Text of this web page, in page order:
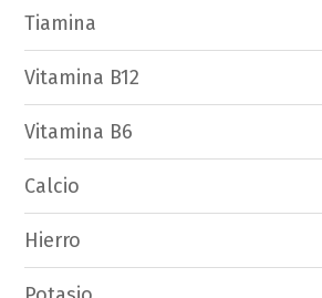
Tiamina
Vitamina B12
Vitamina B6
Calcio
Hierro